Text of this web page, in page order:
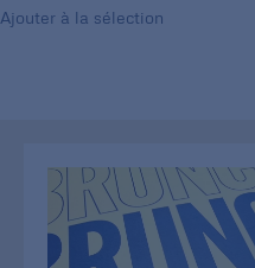
Ajouter à la sélection